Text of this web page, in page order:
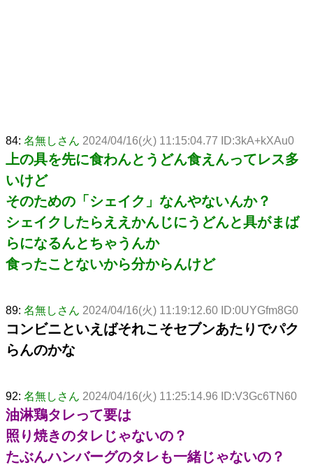
84: 名無しさん 2024/04/16(火) 11:15:04.77 ID:3kA+kXAu0
上の具を先に食わんとうどん食えんってレス多
いけど
そのための「シェイク」なんやないんか？
シェイクしたらええかんじにうどんと具がまば
らになるんとちゃうんか
食ったことないから分からんけど
89: 名無しさん 2024/04/16(火) 11:19:12.60 ID:0UYGfm8G0
コンビニといえばそれこそセブンあたりでパク
らんのかな
92: 名無しさん 2024/04/16(火) 11:25:14.96 ID:V3Gc6TN60
油淋鶏タレって要は
照り焼きのタレじゃないの？
たぶんハンバーグのタレも一緒じゃないの？